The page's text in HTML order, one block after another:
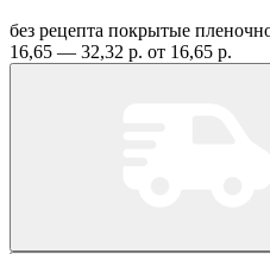
без рецепта покрытые
16,65 — 32,32 р. от 16,65 р.